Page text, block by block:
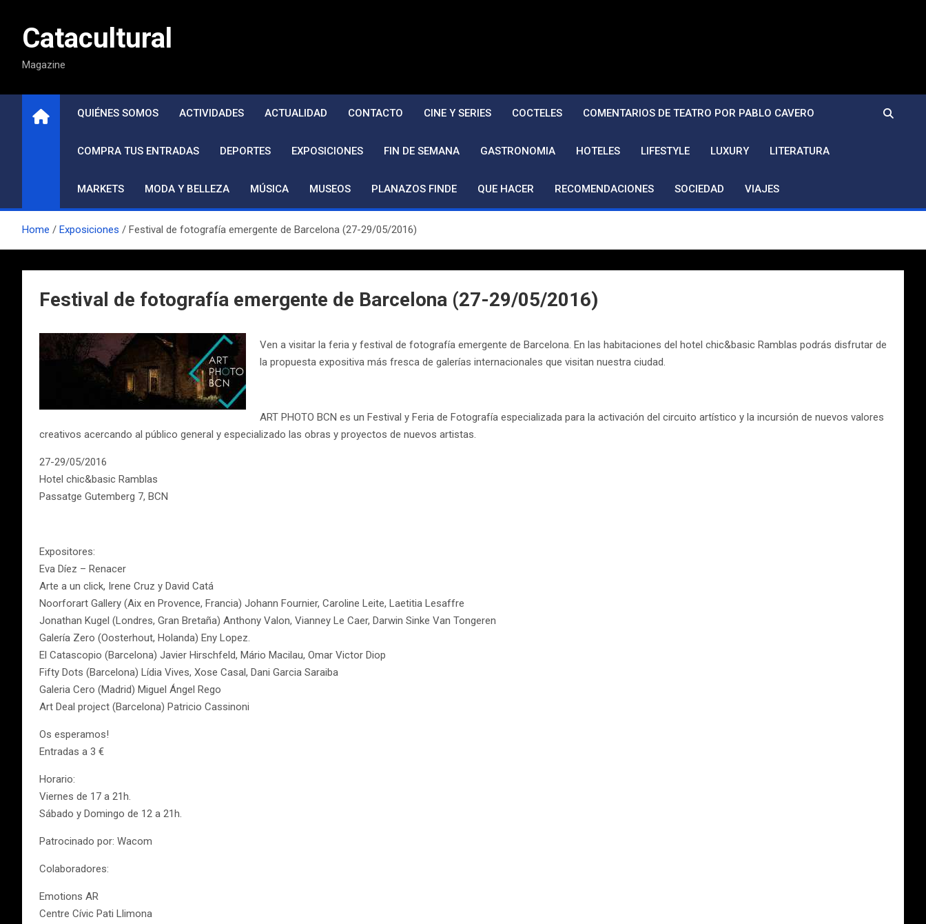
contenidoCatacultural
Magazine
QUIÉNES SOMOS ACTIVIDADES ACTUALIDAD CONTACTO CINE Y SERIES COCTELES COMENTARIOS DE TEATRO POR PABLO CAVERO
COMPRA TUS ENTRADAS DEPORTES EXPOSICIONES FIN DE SEMANA GASTRONOMIA HOTELES LIFESTYLE LUXURY LITERATURA
MARKETS MODA Y BELLEZA MÚSICA MUSEOS PLANAZOS FINDE QUE HACER RECOMENDACIONES SOCIEDAD VIAJES
Home Exposiciones Festival de fotografía emergente de Barcelona (27-29/05/2016)
Festival de fotografía emergente de Barcelona (27-29/05/2016)
Ven a visitar la feria y festival de fotografía emergente de Barcelona. En las habitaciones del hotel chic&basic Ramblas podrás disfrutar de
la propuesta expositiva más fresca de galerías internacionales que visitan nuestra ciudad.
ART PHOTO BCN es un Festival y Feria de Fotografía especializada para la activación del circuito artístico y la incursión de nuevos valores
creativos acercando al público general y especializado las obras y proyectos de nuevos artistas.
27-29/05/2016
Hotel chic&basic Ramblas
Passatge Gutemberg 7, BCN
Expositores:
Eva Díez – Renacer
Arte a un click, Irene Cruz y David Catá
Noorforart Gallery (Aix en Provence, Francia) Johann Fournier, Caroline Leite, Laetitia Lesaffre
Jonathan Kugel (Londres, Gran Bretaña) Anthony Valon, Vianney Le Caer, Darwin Sinke Van Tongeren
Galería Zero (Oosterhout, Holanda) Eny Lopez.
El Catascopio (Barcelona) Javier Hirschfeld, Mário Macilau, Omar Victor Diop
Fifty Dots (Barcelona) Lídia Vives, Xose Casal, Dani Garcia Saraiba
Galeria Cero (Madrid) Miguel Ángel Rego
Art Deal project (Barcelona) Patricio Cassinoni
Os esperamos!
Entradas a 3 €
Horario:
Viernes de 17 a 21h.
Sábado y Domingo de 12 a 21h.
Patrocinado por: Wacom
Colaboradores:
Emotions AR
Centre Cívic Pati Llimona